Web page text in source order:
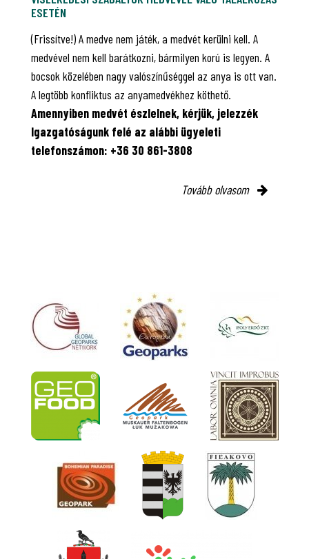
ESETÉN
(Frissítve!) A medve nem játék, a medvét kerülni kell. A
medvével nem kell barátkozni, bármilyen korú is legyen. A
bocsok közelében nagy valószínűséggel az anya is ott van.
A legtöbb konfliktus az anyamedvékhez köthető.
Amennyiben medvét észlelnek, kérjük, jelezzék
Igazgatóságunk felé az alábbi ügyeleti
telefonszámon: +36 30 861-3808
Tovább olvasom